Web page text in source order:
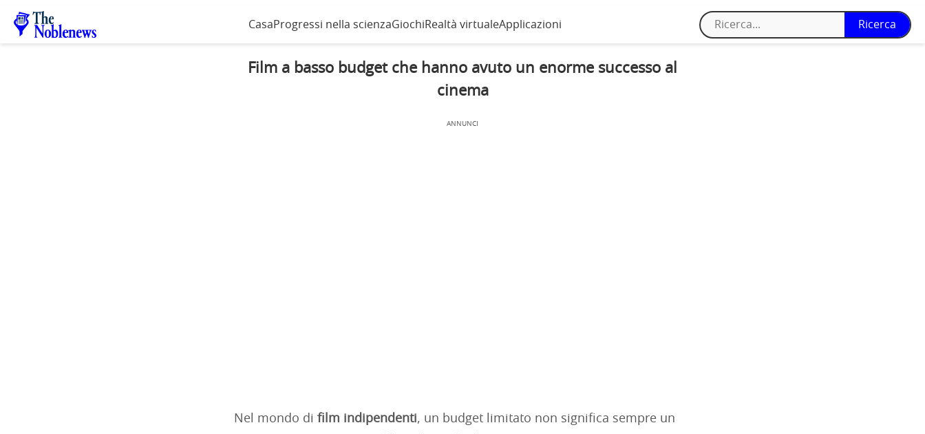
Casa Progressi nella scienzaGiochi Realtà virtualeApplicazioni
Film a basso budget che hanno avuto un enorme successo al
cinema
ANNUNCI
Nel mondo di film indipendenti, un budget limitato non significa sempre un